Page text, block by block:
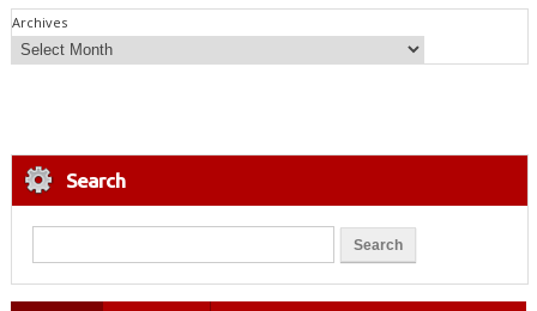
Archives
Search